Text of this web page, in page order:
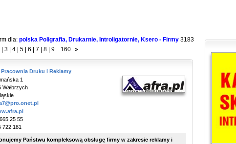
dla: polska Poligrafia, Drukarnie, Introligatornie, Ksero - Firmy 3183
3 4 5 6 7 8 9 ...160 »
Pracownia Druku i Reklamy
1
Wałbrzych
25 55
722 181
Państwu kompleksową obsługę firmy w zakresie reklamy i